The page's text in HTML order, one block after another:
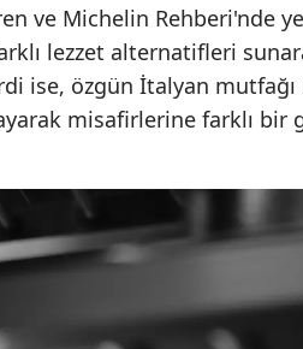
ve Michelin Rehberi'nde
lezzet alternatifleri
ise, özgün İtalyan
misafirlerine farklı bir